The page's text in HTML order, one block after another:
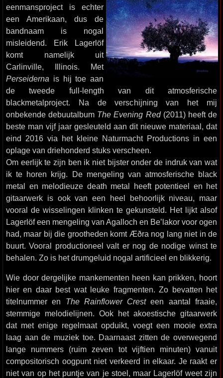
eenmansproject is echter
een Amerikaan, dus de
bandnaam is nogal
misleidend. Erik Lagerlöf
komt namelijk uit
Carlinville, Illinois. Met
Perseiderna is hij toe aan
de tweede full-length van dit atmosferische
blackmetalproject. Na de verschijning van het mij
onbekende debuutalbum The Evening Red(2011) heeft de
beste man vijf jaar gesleuteld aan dit nieuwe materiaal, dat
eind 2016 via het kleine Naturmacht Productions in een
oplage van driehonderd stuks verscheen.
Om eerlijk te zijn ben ik niet bijster onder de indruk van wat
ik te horen krijg. De mengeling van atmosferische black
metal en melodieuze death metal heeft potentieel en het
gitaarwerk is ook van een heel behoorlijk niveau, maar
vooral de wisselingen klinken te gekunsteld. Het lijkt alsof
Lagerlöf een mengeling van Agalloch en Be’lakor voor ogen
had, maar bij die grootheden komt Æðra nog lang niet in de
buurt. Vooral productioneel valt er nog de nodige winst te
behalen. Zo is het drumgeluid nogal artificieel en blikkerig.
Wie door dergelijke mankementen heen kan prikken, hoort
hier en daar best wat leuke fragmenten. Zo bevatten het
titelnummer en The Rainflower Cresteen aantal fraaie,
stemmige melodielijnen. Ook het akoestische gitaarwerk
dat met enige regelmaat opduikt, voegt een mooie extra
laag aan de muziek toe. Daarnaast zitten de overwegend
lange nummers (ruim zeven tot vijftien minuten) vanuit
compositorisch oogpunt niet verkeerd in elkaar. Je raakt er
niet van op het puntje van je stoel, maar Lagerlöf weet zijn